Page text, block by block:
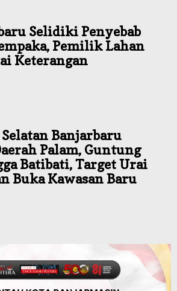
Selidiki Penyebab
Pemilik Lahan
Keterangan
Banjarbaru
Palam, Guntung
Batibati, Target Urai
Buka Kawasan Baru
Arena Panjat Tebing,
Siapkan Sirkuit se-